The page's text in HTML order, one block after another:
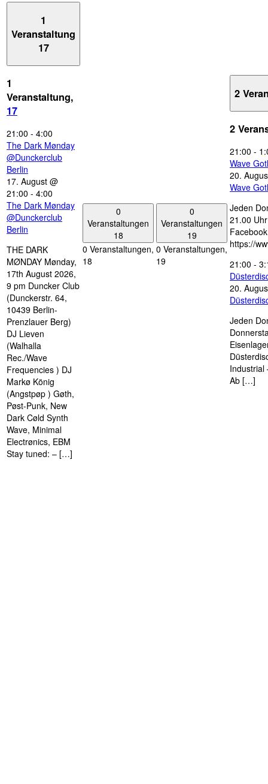
1
Veranstaltung
17
1
Veranstaltung,
17
21:00 - 4:00
The Dark Mønday
@Dunckerclub
Berlin
17. August @
21:00 - 4:00
The Dark Mønday
@Dunckerclub
Berlin
THE DARK
MØNDAY Mønday,
17th August 2026,
9 pm Duncker Club
(Dunckerstr. 64,
10439 Berlin-
Prenzlauer Berg)
DJ Lieven
(Walhalla
Rec./Wave
Frequencies ) DJ
Markø König
(Angstpøp ) Gøth,
Pøst-Punk, New
Dark Cøld Synth
Wave, Minimal
Electrønics, EBM
Stay tuned: – […]
0
Veranstaltungen
18
0 Veranstaltungen,
18
0
Veranstaltungen
19
0 Veranstaltungen,
19
2
2
21:00 -
Wave
20.
Wave
Jeden
21.00
https://
21:00 -
20.
Jeden
Industrial
Ab […]